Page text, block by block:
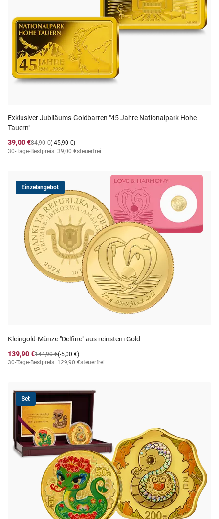
Exklusiver Jubiläums-Goldbarren "45 Jahre Nationalpark Hohe
Tauern"
39,00 €
(-45,90 €)
84,90 €
30-Tage-Bestpreis: 39,00 €steuerfrei
Einzelangebot
Kleingold-Münze "Delfine" aus reinstem Gold
139,90 €
(-5,00 €)
144,90 €
30-Tage-Bestpreis: 129,90 €steuerfrei
Set